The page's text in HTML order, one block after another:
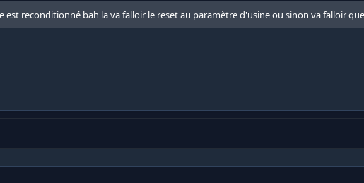
est reconditionné bah la va falloir le reset au paramètre d'usine ou sinon va falloir